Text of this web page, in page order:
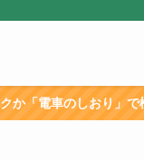
おり」で検索！